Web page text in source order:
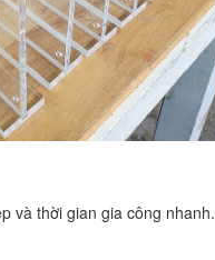
và thời gian gia công nhanh.